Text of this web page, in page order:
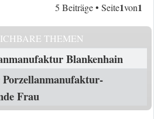
5 Beiträge • Seite1von1
THEMEN
Blankenhain
Porzellanmanufaktur-
Frau